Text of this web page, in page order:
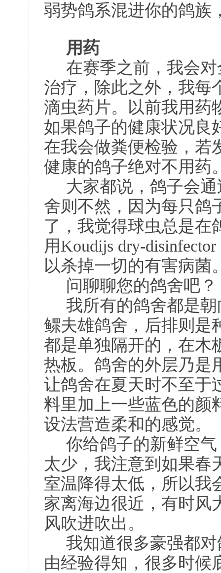
弱势鸽系混进你的鸽族
用药
在赛季之前，我会
治疗，除此之外，我每
滴虫药片。以前我用药
如果鸽子的健康状况良
在我会做粪便检验，若
健康的鸽子绝对不用药
大家都说，鸽子会
舍则不然，因为每只鸽
了，我觉得球虫总是在
用Koudijs dry-
以杀掉一切的有害病菌
问聊聊您的鸽舍吧？
我所有的鸽舍都是
鳏夫雄鸽舍，后排则是
都是单独隔开的，在木
热板。鸽舍的外层乃是
让鸽舍在夏天时不至于
料里加上一些蓝色的颜
设法营造柔和的感觉。
你给鸽子的新鲜空
太少，我注意到如果春
室温降得太低，所以我
家离海边很近，有时风
风吹进吹出。
我知道很多豪强都
由经验得知，很多时候